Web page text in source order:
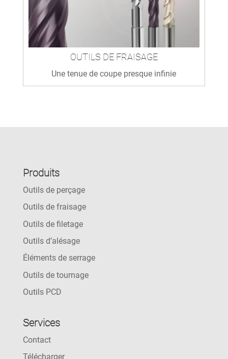
OUTILS DE FRAISAGE
Une tenue de coupe presque infinie
Produits
Outils de perçage
Outils de fraisage
Outils de filetage
Outils d’alésage
Éléments de serrage
Outils de tournage
Outils PCD
Services
Contact
Télécharger